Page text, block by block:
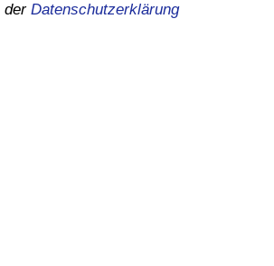
der Datenschutzerklärung